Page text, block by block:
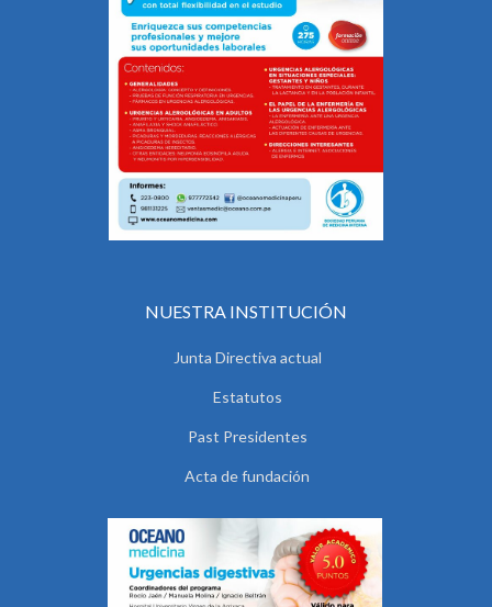
NUESTRA INSTITUCIÓN
Junta Directiva actual
Estatutos
Past Presidentes
Acta de fundación